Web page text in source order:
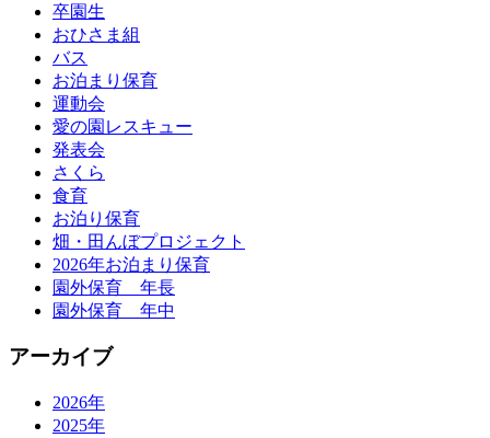
卒園生
おひさま組
バス
お泊まり保育
運動会
愛の園レスキュー
発表会
さくら
食育
お泊り保育
畑・田んぼプロジェクト
2026年お泊まり保育
園外保育 年長
園外保育 年中
アーカイブ
2026年
2025年